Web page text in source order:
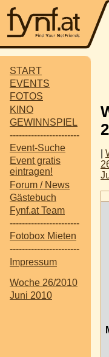
START
EVENTS
FOTOS
KINO
GEWINNSPIEL
-----------------------
Event-Suche
Event gratis
eintragen!
Forum / News
Gästebuch
Fynf.at Team
-----------------------
Fotobox Mieten
-----------------------
Impressum
Woche 26/2010
Juni 2010